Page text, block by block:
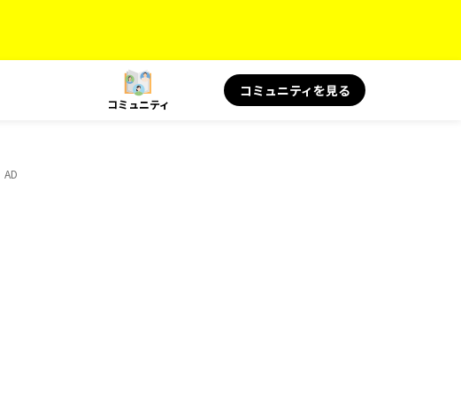
コミュニティ
コミュニティを見る
AD